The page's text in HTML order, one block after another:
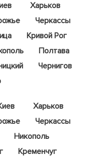
Харьков
Черкассы
Кривой Рог
Полтава
Чернигов
Харьков
Черкассы
Никополь
Кременчуг